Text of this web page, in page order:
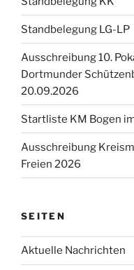
Standbelegung LG-LP
Ausschreibung 10.
Dortmunder
20.09.2026
Startliste KM Bogen
Ausschreibung
Freien 2026
SEITEN
Aktuelle Nachrichten